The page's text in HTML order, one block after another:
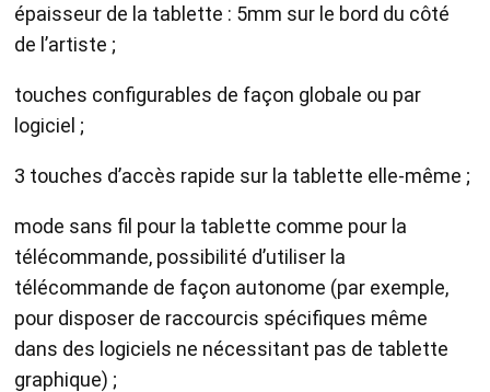
épaisseur de la tablette : 5mm sur le bord du côté
de l’artiste ;
touches configurables de façon globale ou par
logiciel ;
3 touches d’accès rapide sur la tablette elle-même ;
mode sans fil pour la tablette comme pour la
télécommande, possibilité d’utiliser la
télécommande de façon autonome (par exemple,
pour disposer de raccourcis spécifiques même
dans des logiciels ne nécessitant pas de tablette
graphique) ;